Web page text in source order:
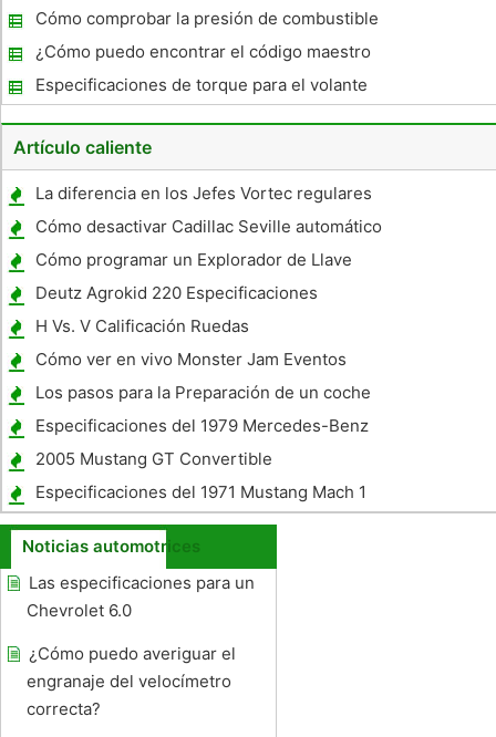
Cómo comprobar la presión de combustible
de la bomba de combustible Diesel
¿Cómo puedo encontrar el código maestro
de mi 1997 Lincoln
Especificaciones de torque para el volante
en un Mustang
Artículo caliente
La diferencia en los Jefes Vortec regulares
y rápidos Jefes Burn
Cómo desactivar Cadillac Seville automático
Faros
Cómo programar un Explorador de Llave
Ford
Deutz Agrokid 220 Especificaciones
H Vs. V Calificación Ruedas
Cómo ver en vivo Monster Jam Eventos
Los pasos para la Preparación de un coche
para Paint
Especificaciones del 1979 Mercedes-Benz
300CD
2005 Mustang GT Convertible
Especificaciones
Especificaciones del 1971 Mustang Mach 1
Noticias automotrices
Las especificaciones para un
Chevrolet 6.0
¿Cómo puedo averiguar el
engranaje del velocímetro
correcta?